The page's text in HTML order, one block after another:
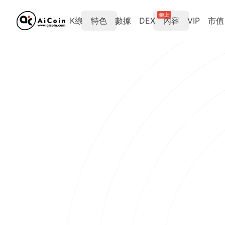
K線 特色 數據 DEX
鏈上
內容 VIP 市值